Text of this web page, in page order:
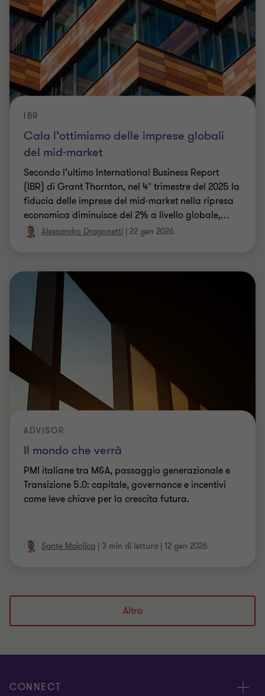
Cala l’ottimismo delle imprese globali
del mid-market
IBR
Secondo l’ultimo International Business Report
(IBR) di Grant Thornton, nel 4° trimestre del 2025 la
fiducia delle imprese del mid-market nella ripresa
economica diminuisce del 2% a livello globale,…
Alessandro Dragonetti | 22 gen 2026
Il mondo che verrà
ADVISOR
PMI italiane tra M&A, passaggio generazionale e
Transizione 5.0: capitale, governance e incentivi
come leve chiave per la crescita futura.
Sante Maiolica | 3 min di lettura | 12 gen 2026
Altro
CONNECT